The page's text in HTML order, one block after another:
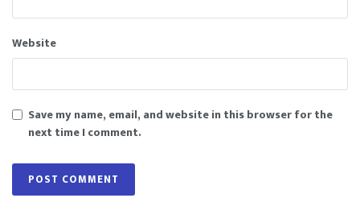
Website
Save my name, email, and website in this browser for the
next time I comment.